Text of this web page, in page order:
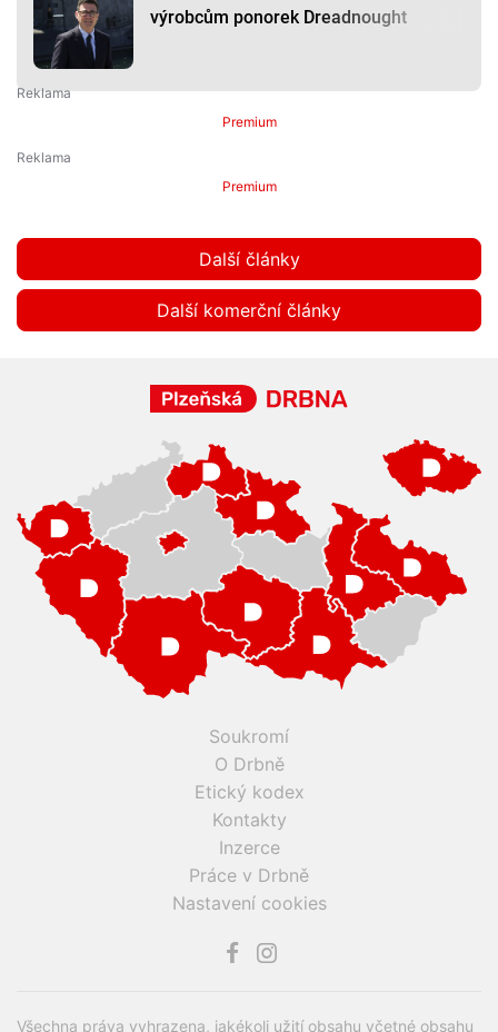
výrobcům ponorek Dreadnought
Premium
Premium
Další články
Další komerční články
Soukromí
O Drbně
Etický kodex
Kontakty
Inzerce
Práce v Drbně
Nastavení cookies
Všechna práva vyhrazena, jakékoli užití obsahu včetné obsahu